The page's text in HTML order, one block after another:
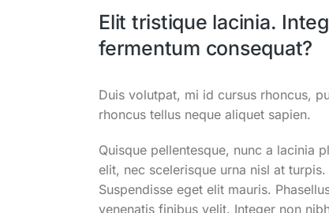
Elit tristique lacinia.
fermentum consequat?
Duis volutpat, mi id cursus rhoncus,
rhoncus tellus neque aliquet sapien.
Quisque pellentesque, nunc a lacinia
elit, nec scelerisque urna nisl at
Suspendisse eget elit mauris.
venenatis finibus velit. Integer non